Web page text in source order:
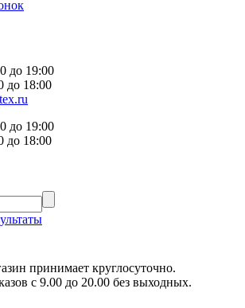
до 19:00
до 18:00
до 19:00
до 18:00
принимает круглосуточно.
с 9.00 до 20.00 без выходных.